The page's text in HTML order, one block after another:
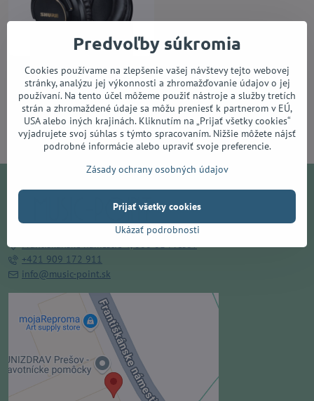
Shure SRH840A
Do 7 dní
152,73 €
Do košíka
Františkánske námestie 4, 080 01 Prešov
+421 909 172 911
info@music-point.sk
Externý obsah je blokovaný
Voľbami súkromia
Prajete si načítať externý obsah?
Predvoľby súkromia
Cookies používame na zlepšenie vašej návštevy tejto webovej
stránky, analýzu jej výkonnosti a zhromažďovanie údajov o jej
používaní. Na tento účel môžeme použiť nástroje a služby tretích
strán a zhromaždené údaje sa môžu preniesť k partnerom v EÚ,
USA alebo iných krajinách. Kliknutím na „Prijať všetky cookies“
vyjadrujete svoj súhlas s týmto spracovaním. Nižšie môžete nájsť
podrobné informácie alebo upraviť svoje preferencie.
Zásady ochrany osobných údajov
Ukázať podrobnosti
Prijať všetky cookies